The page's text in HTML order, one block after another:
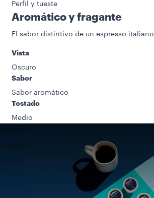
Perfil y tueste
Aromático y fragante
El sabor distintivo de un espresso italiano
Vista
Oscuro
Sabor
Sabor aromático
Tostado
Medio